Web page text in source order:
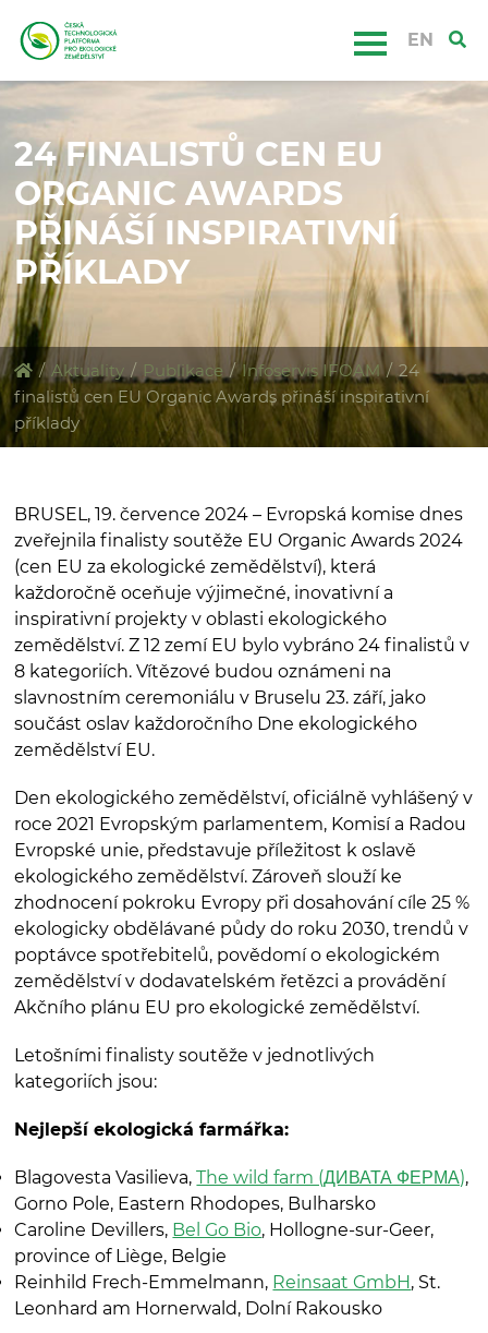
EN
24 FINALISTŮ CEN EU
ORGANIC AWARDS
PŘINÁŠÍ INSPIRATIVNÍ
PŘÍKLADY
/ Aktuality / Publikace / Infoservis IFOAM / 24
finalistů cen EU Organic Awards přináší inspirativní
příklady
BRUSEL, 19. července 2024 – Evropská komise dnes
zveřejnila finalisty soutěže EU Organic Awards 2024
(cen EU za ekologické zemědělství), která
každoročně oceňuje výjimečné, inovativní a
inspirativní projekty v oblasti ekologického
zemědělství. Z 12 zemí EU bylo vybráno 24 finalistů v
8 kategoriích. Vítězové budou oznámeni na
slavnostním ceremoniálu v Bruselu 23. září, jako
součást oslav každoročního Dne ekologického
zemědělství EU.
Den ekologického zemědělství, oficiálně vyhlášený v
roce 2021 Evropským parlamentem, Komisí a Radou
Evropské unie, představuje příležitost k oslavě
ekologického zemědělství. Zároveň slouží ke
zhodnocení pokroku Evropy při dosahování cíle 25 %
ekologicky obdělávané půdy do roku 2030, trendů v
poptávce spotřebitelů, povědomí o ekologickém
zemědělství v dodavatelském řetězci a provádění
Akčního plánu EU pro ekologické zemědělství.
Letošními finalisty soutěže v jednotlivých
kategoriích jsou:
Nejlepší ekologická farmářka:
Blagovesta Vasilieva,The wild farm (ДИВАТА ФЕРМА),
Gorno Pole, Eastern Rhodopes, Bulharsko
Caroline Devillers, Bel Go Bio, Hollogne-sur-Geer,
province of Liège, Belgie
Reinhild Frech-Emmelmann, Reinsaat GmbH, St.
Leonhard am Hornerwald, Dolní Rakousko